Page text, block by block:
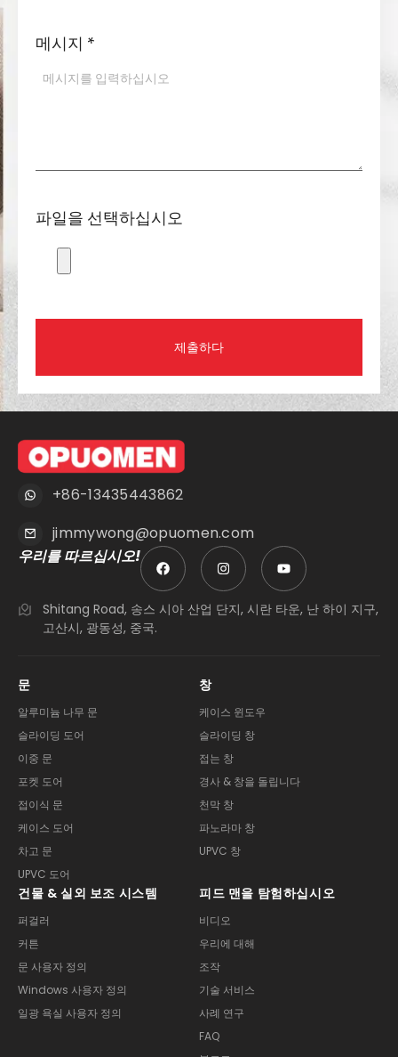
메시지 *
파일을 선택하십시오
제출하다
+86-13435443862
jimmywong@opuomen.com
우리를 따르십시오!
Shitang Road, 송스 시아 산업 단지, 시란 타운, 난 하이 지구,
고산시, 광동성, 중국.
문
알루미늄 나무 문
슬라이딩 도어
이중 문
포켓 도어
접이식 문
케이스 도어
차고 문
UPVC 도어
창
케이스 윈도우
슬라이딩 창
접는 창
경사 & 창을 돌립니다
천막 창
파노라마 창
UPVC 창
건물 & 실외 보조 시스템
퍼걸러
커튼
문 사용자 정의
Windows 사용자 정의
일광 욕실 사용자 정의
피드 맨을 탐험하십시오
비디오
우리에 대해
조작
기술 서비스
사례 연구
FAQ